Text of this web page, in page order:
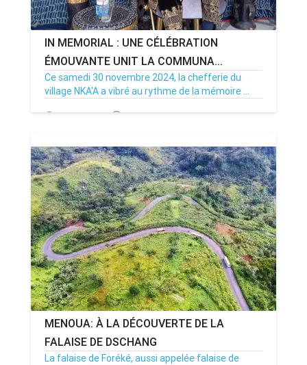
IN MEMORIAL : UNE CÉLÉBRATION
ÉMOUVANTE UNIT LA COMMUNA...
Ce samedi 30 novembre 2024, la chefferie du
village NKA'A a vibré au rythme de la mémoire ...
01/12/24 Par MenouActu 0
MENOUA: À LA DÉCOUVERTE DE LA
FALAISE DE DSCHANG
La falaise de Foréké, aussi appelée falaise de